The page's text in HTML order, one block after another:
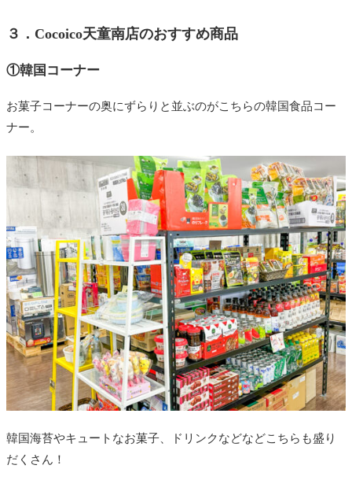
３．Cocoico天童南店のおすすめ商品
①韓国コーナー
お菓子コーナーの奥にずらりと並ぶのがこちらの韓国食品コー
ナー。
韓国海苔やキュートなお菓子、ドリンクなどなどこちらも盛り
だくさん！